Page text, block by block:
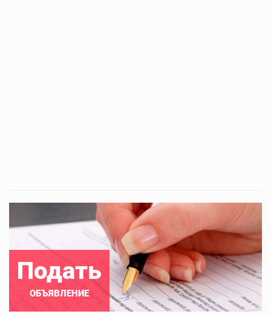
Подать
ОБЪЯВЛЕНИЕ